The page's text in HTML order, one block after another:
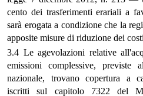
cento dei trasferimenti erariali a
sarà erogata a condizione che la
apposite misure di riduzione dei
3.4 Le agevolazioni relative
emissioni complessive,
nazionale, trovano copertura a
iscritti sul capitolo 7322 del